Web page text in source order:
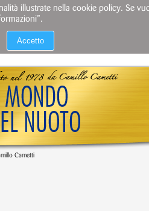
Cametti
illustrate nella cookie policy. Se
Accetto